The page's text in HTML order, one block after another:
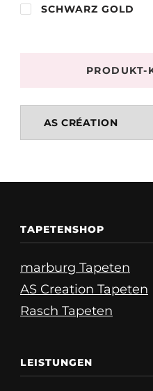
SCHWARZ GOLD
PRODUKT-
TAPETENSHOP
marburg Tapeten
AS Creation Tapeten
Rasch Tapeten
LEISTUNGEN